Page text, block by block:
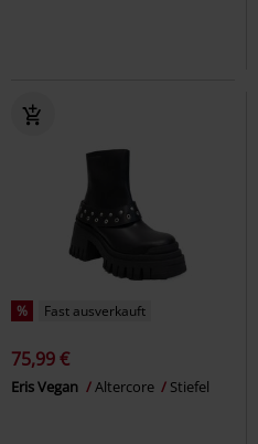
% Fast ausverkauft
75,99 €
Eris Vegan Altercore Stiefel